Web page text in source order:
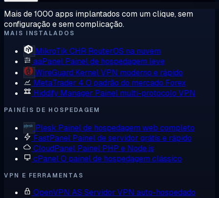
Mais de 1000 apps implantados com um clique, sem
configuração e sem complicação.
MAIS INSTALADOS
MikroTik CHR RouterOS na nuvem
aaPanel Painel de hospedagem leve
WireGuard Kernel VPN moderno e rápido
MetaTrader 4 O padrão do mercado Forex
Hiddify Manager Painel multi-protocolo VPN
PAINÉIS DE HOSPEDAGEM
Plesk Painel de hospedagem web completo
FastPanel Painel de servidor grátis e rápido
CloudPanel Painel PHP e Node.js
cPanelO painel de hospedagem clássico
VPN E FERRAMENTAS
OpenVPN AS Servidor VPN auto-hospedado